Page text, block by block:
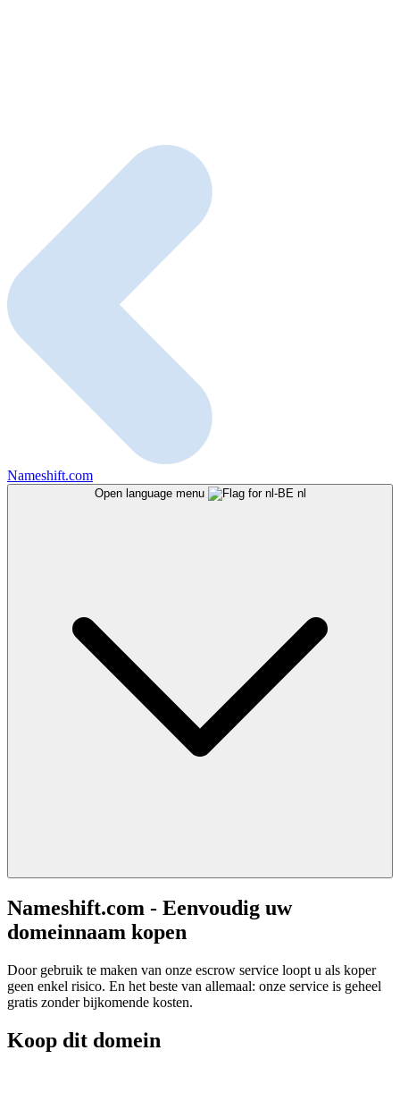
Nameshift.com
Open language menu nl
Nameshift.com - Eenvoudig uw
domeinnaam kopen
Door gebruik te maken van onze escrow service loopt u als koper
geen enkel risico. En het beste van allemaal: onze service is geheel
gratis zonder bijkomende kosten.
Koop dit domein